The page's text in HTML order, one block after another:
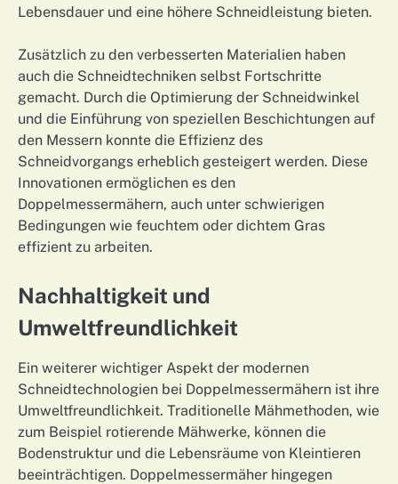
Lebensdauer und eine höhere Schneidleistung bieten.
Zusätzlich zu den verbesserten Materialien haben
auch die Schneidtechniken selbst Fortschritte
gemacht. Durch die Optimierung der Schneidwinkel
und die Einführung von speziellen Beschichtungen auf
den Messern konnte die Effizienz des
Schneidvorgangs erheblich gesteigert werden. Diese
Innovationen ermöglichen es den
Doppelmessermähern, auch unter schwierigen
Bedingungen wie feuchtem oder dichtem Gras
effizient zu arbeiten.
Nachhaltigkeit und
Umweltfreundlichkeit
Ein weiterer wichtiger Aspekt der modernen
Schneidtechnologien bei Doppelmessermähern ist ihre
Umweltfreundlichkeit. Traditionelle Mähmethoden, wie
zum Beispiel rotierende Mähwerke, können die
Bodenstruktur und die Lebensräume von Kleintieren
beeinträchtigen. Doppelmessermäher hingegen